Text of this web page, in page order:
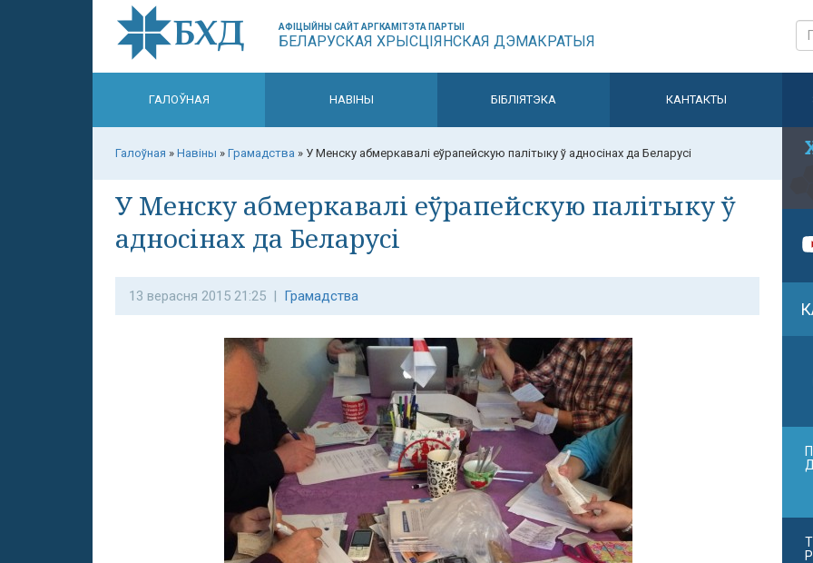
АФІЦЫЙНЫ САЙТ АРГКАМІТЭТА ПАРТЫІ
БЕЛАРУСКАЯ ХРЫСЦІЯНСКАЯ ДЭМАКРАТЫЯ
ГАЛОЎНАЯ НАВІНЫ БІБЛІЯТЭКА КАНТАКТЫ
Галоўная » Навіны » Грамадства » У Менску абмеркавалі еўрапейскую палітыку ў адносінах да Беларусі
У Менску абмеркавалі еўрапейскую палітыку ў
адносінах да Беларусі
13 верасня 2015 21:25 | Грамадства